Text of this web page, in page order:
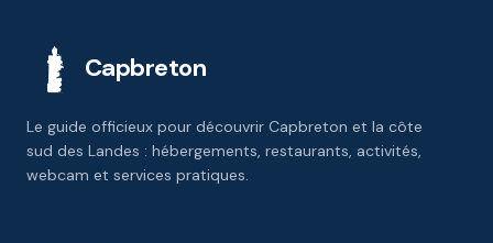
Capbreton
Le guide officieux pour découvrir Capbreton et la côte
sud des Landes : hébergements, restaurants, activités,
webcam et services pratiques.